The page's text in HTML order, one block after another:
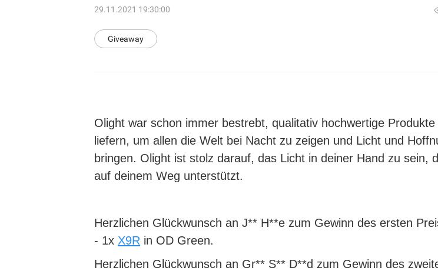
29.11.2021 19:30:00
Giveaway
Olight war schon immer bestrebt, qualitativ hochwertige Produkte
liefern, um allen die Welt bei Nacht zu zeigen und Licht und
bringen. Olight ist stolz darauf, das Licht in deiner Hand zu sein,
auf deinem Weg unterstützt.
Herzlichen Glückwunsch an J** H**e zum Gewinn des ersten
- 1x X9R in OD Green.
Herzlichen Glückwunsch an Gr** S** D**d zum Gewinn des